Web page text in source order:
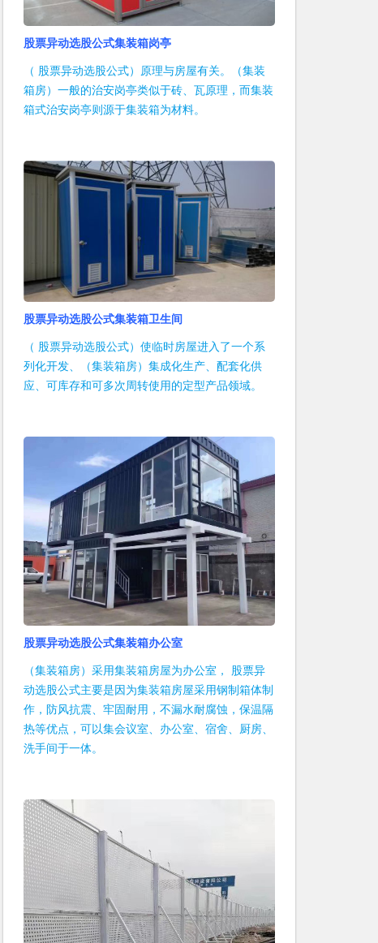
股票异动选股公式集装箱岗亭
（ 股票异动选股公式）原理与房屋有关。（集装
箱房）一般的治安岗亭类似于砖、瓦原理，而集装
箱式治安岗亭则源于集装箱为材料。
股票异动选股公式集装箱卫生间
（ 股票异动选股公式）使临时房屋进入了一个系
列化开发、（集装箱房）集成化生产、配套化供
应、可库存和可多次周转使用的定型产品领域。
股票异动选股公式集装箱办公室
（集装箱房）采用集装箱房屋为办公室， 股票异
动选股公式主要是因为集装箱房屋采用钢制箱体制
作，防风抗震、牢固耐用，不漏水耐腐蚀，保温隔
热等优点，可以集会议室、办公室、宿舍、厨房、
洗手间于一体。